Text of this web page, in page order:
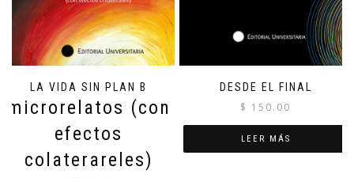
LA VIDA SIN PLAN B
microrelatos (con
efectos
colaterareles)
DESDE EL FINAL
$ 150.00
LEER MÁS